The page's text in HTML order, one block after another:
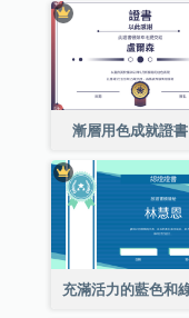
漸層用色成就證書